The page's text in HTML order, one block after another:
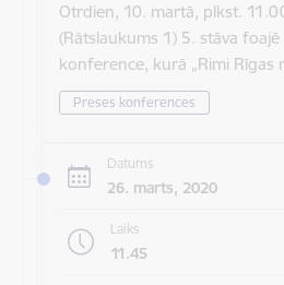
Otrdien, 10. martā, plkst.
(Rātslaukums 1) 5. stāva
konference, kurā „Rimi Rīgas
Preses konferences
Datums
26. marts, 2020
Laiks
11.45